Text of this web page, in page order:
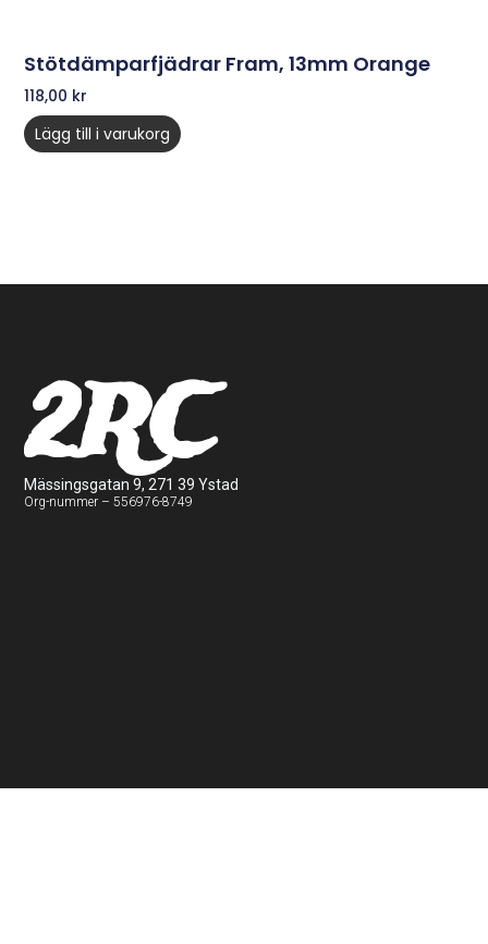
Stötdämparfjädrar Fram, 13mm Orange
118,00 kr
Lägg till i varukorg
2RC
Mässingsgatan 9, 271 39 Ystad
Org-nummer – 556976-8749